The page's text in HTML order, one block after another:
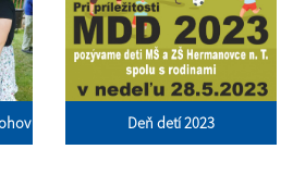
Deň detí 2023